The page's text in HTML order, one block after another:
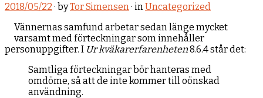
2018/05/22 · byTor Simensen· inUncategorized
Vännernas samfund arbetar sedan länge mycket
varsamt med förteckningar som innehåller
personuppgifter. I Ur kväkarerfarenheten8.6.4 står det:
Samtliga förteckningar bör hanteras med
omdöme, så att de inte kommer till oönskad
användning.